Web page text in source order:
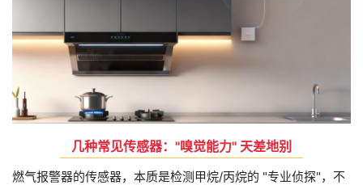
几种常见传感器："嗅觉能力" 天差地别
燃气报警器的传感器，本质是检测甲烷/丙烷的 "专业侦探"，不